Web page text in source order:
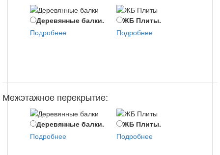
Деревянные балки.
Подробнее
ЖБ Плиты.
Подробнее
Межэтажное перекрытие:
Деревянные балки.
Подробнее
ЖБ Плиты.
Подробнее